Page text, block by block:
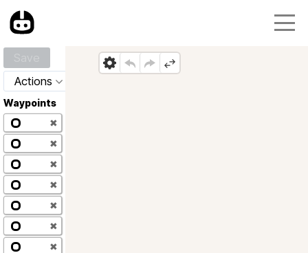
Actions
Waypoints
✖
✖
✖
✖
✖
✖
✖